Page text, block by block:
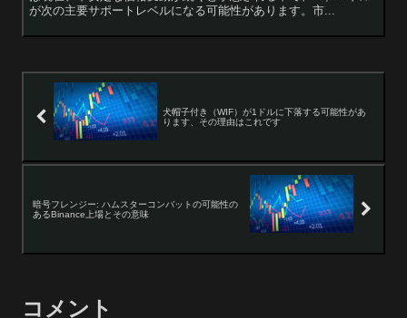
が次の主要サポートレベルになる可能性があります。市...
犬帽子付き（WIF）が1ドルに下落する可能性があ
ります、その理由はこれです
暗号フレンジー: ハムスターコンバットの可能性の
あるBinance上場とその意味
コメント